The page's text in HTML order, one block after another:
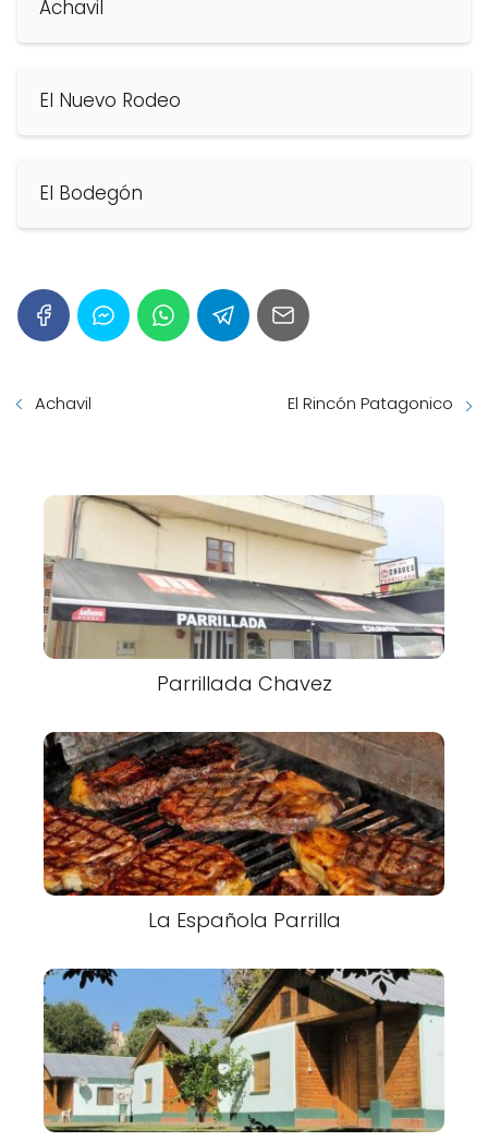
Achavil
El Nuevo Rodeo
El Bodegón
Achavil El Rincón Patagonico
Parrillada Chavez
La Española Parrilla